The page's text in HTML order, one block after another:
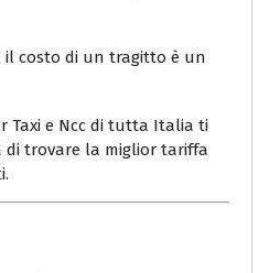
il costo di un tragitto è un
Taxi e Ncc di tutta Italia ti
di trovare la miglior tariffa